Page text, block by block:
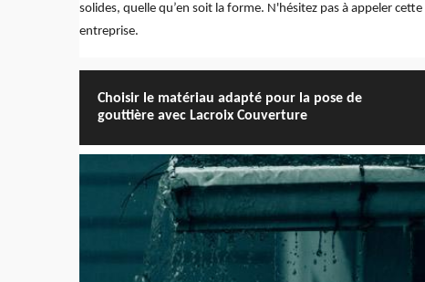
solides, quelle qu’en soit la forme. N'hésitez pas à appeler cette
entreprise.
Choisir le matériau adapté pour la pose de
gouttière avec Lacroix Couverture